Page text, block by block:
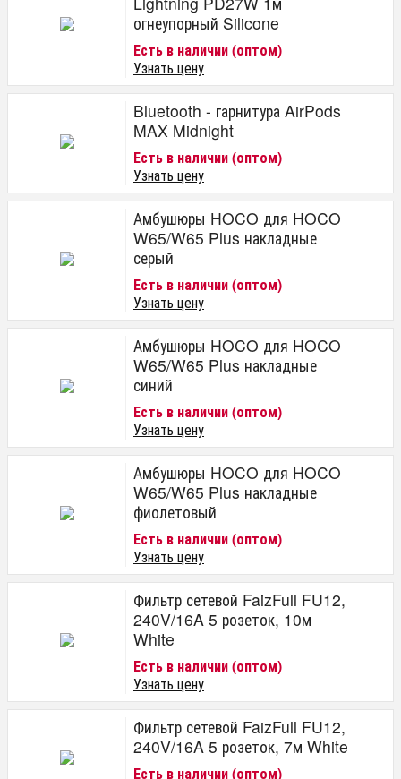
огнеупорный Silicone
Есть в наличии (оптом)
Узнать цену
Bluetooth - гарнитура AirPods
MAX Midnight
Есть в наличии (оптом)
Узнать цену
Амбушюры HOCO для HOCO
W65/W65 Plus накладные
серый
Есть в наличии (оптом)
Узнать цену
Амбушюры HOCO для HOCO
W65/W65 Plus накладные
синий
Есть в наличии (оптом)
Узнать цену
Амбушюры HOCO для HOCO
W65/W65 Plus накладные
фиолетовый
Есть в наличии (оптом)
Узнать цену
Фильтр сетевой FaizFull FU12,
240V/16A 5 розеток, 10м
White
Есть в наличии (оптом)
Узнать цену
Фильтр сетевой FaizFull FU12,
240V/16A 5 розеток, 7м White
Есть в наличии (оптом)